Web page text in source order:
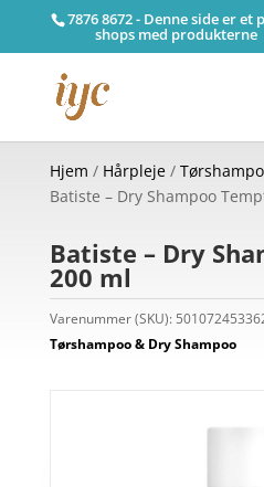
7876 8672 - Denne side er
shops med produkterne
Hjem / Hårpleje/
Batiste – Dry Shampoo
Batiste – Dry
200 ml
Varenummer (SKU):
Tørshampoo & Dry Shampoo